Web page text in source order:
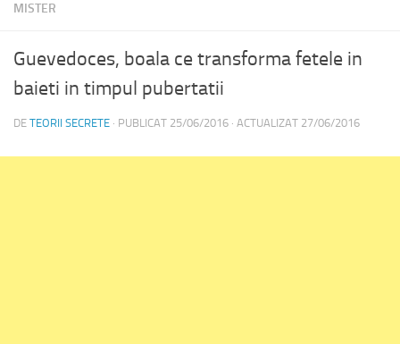
MISTER
Guevedoces, boala ce transforma fetele in
baieti in timpul pubertatii
DE TEORII SECRETE · PUBLICAT 25/06/2016 · ACTUALIZAT 27/06/2016